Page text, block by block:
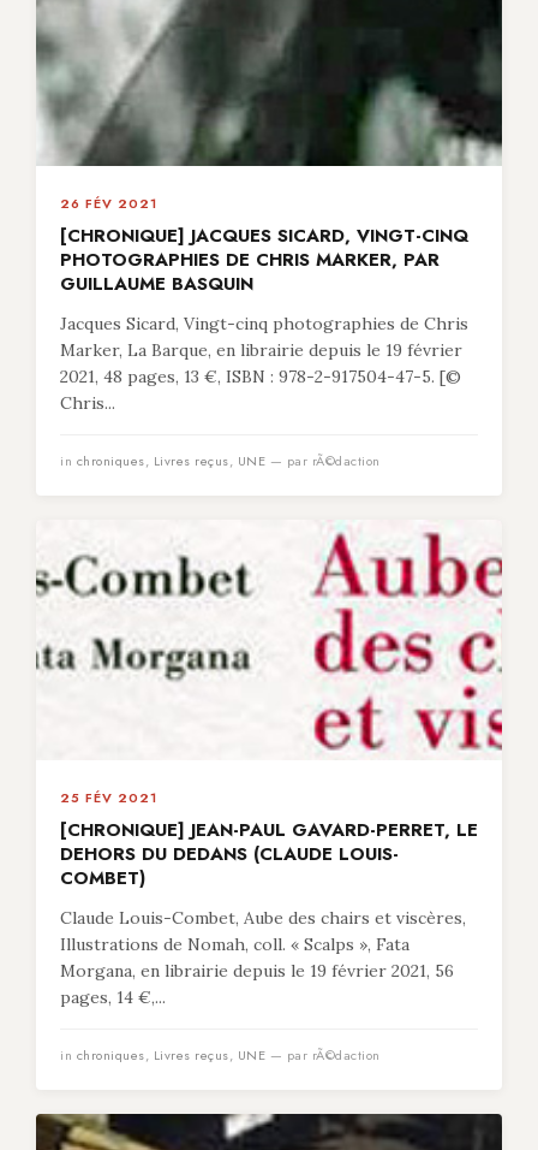
26 FÉV 2021
[CHRONIQUE] JACQUES SICARD, VINGT-CINQ
PHOTOGRAPHIES DE CHRIS MARKER, PAR
GUILLAUME BASQUIN
Jacques Sicard, Vingt-cinq photographies de Chris
Marker, La Barque, en librairie depuis le 19 février
2021, 48 pages, 13 €, ISBN : 978-2-917504-47-5. [©
Chris...
in chroniques, Livres reçus, UNE — par rÃ©daction
25 FÉV 2021
[CHRONIQUE] JEAN-PAUL GAVARD-PERRET, LE
DEHORS DU DEDANS (CLAUDE LOUIS-
COMBET)
Claude Louis-Combet, Aube des chairs et viscères,
Illustrations de Nomah, coll. « Scalps », Fata
Morgana, en librairie depuis le 19 février 2021, 56
pages, 14 €,...
in chroniques, Livres reçus, UNE — par rÃ©daction